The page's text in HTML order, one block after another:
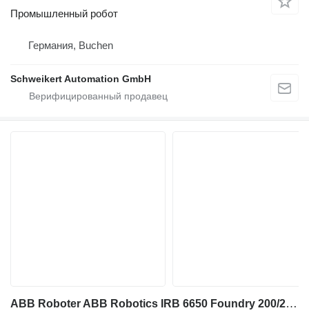
Промышленный робот
Германия, Buchen
Schweikert Automation GmbH
ABB Roboter ABB Robotics IRB 6650 Foundry 200/2.75 S4C+ M2000 , Prof